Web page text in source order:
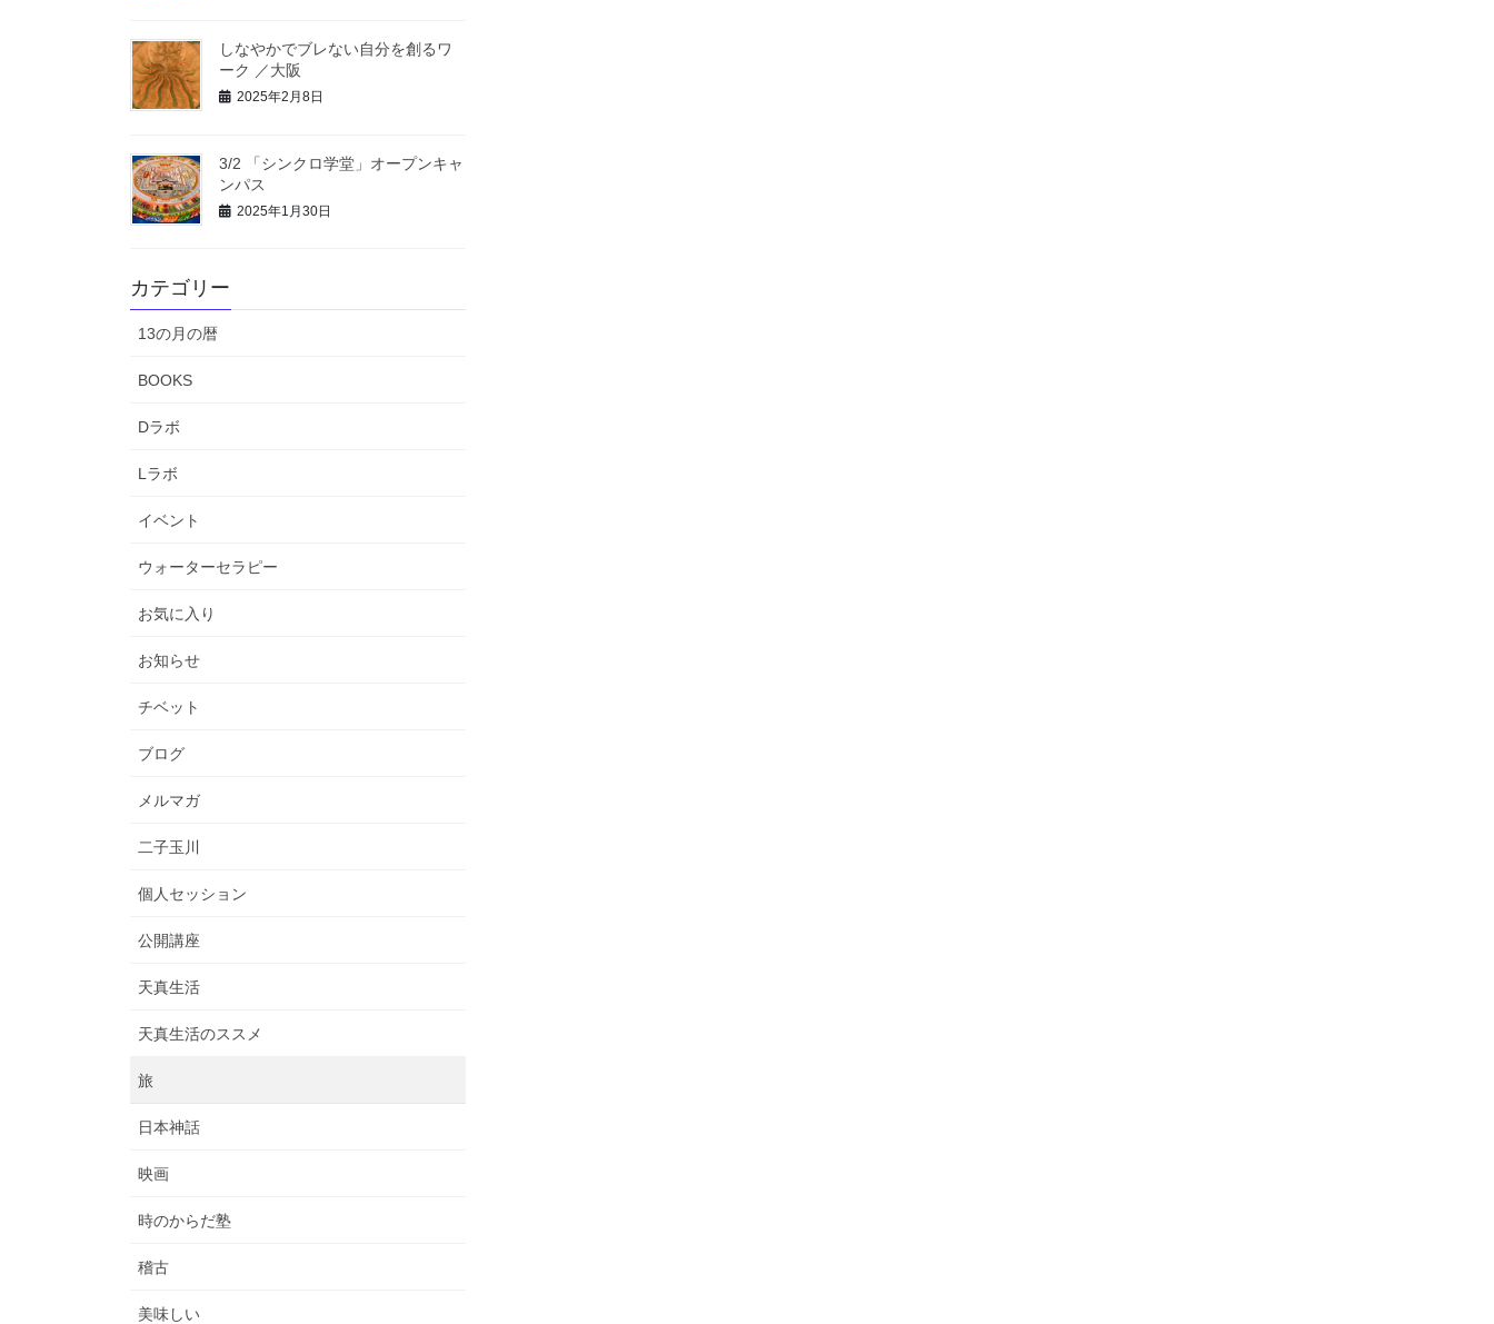
しなやかでブレない自分を創るワ
ーク ／大阪
2025年2月8日
3/2 「シンクロ学堂」オープンキャ
ンパス
2025年1月30日
カテゴリー
13の月の暦
BOOKS
Dラボ
Lラボ
イベント
ウォーターセラピー
お気に入り
お知らせ
チベット
ブログ
メルマガ
二子玉川
個人セッション
公開講座
天真生活
天真生活のススメ
旅
日本神話
映画
時のからだ塾
稽古
美味しい